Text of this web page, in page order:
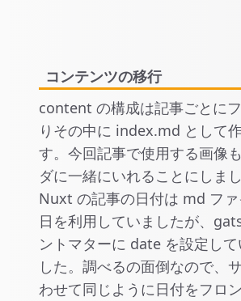
コンテンツの移行
content の構成は記事ごとに
りその中に index.md として
す。今回記事で使用する画像
ダに一緒にいれることにしま
Nuxt の記事の日付は md フ
日を利用していましたが、
ントマターに date を設定し
した。調べるの面倒なので、
わせて同じように日付をフロ